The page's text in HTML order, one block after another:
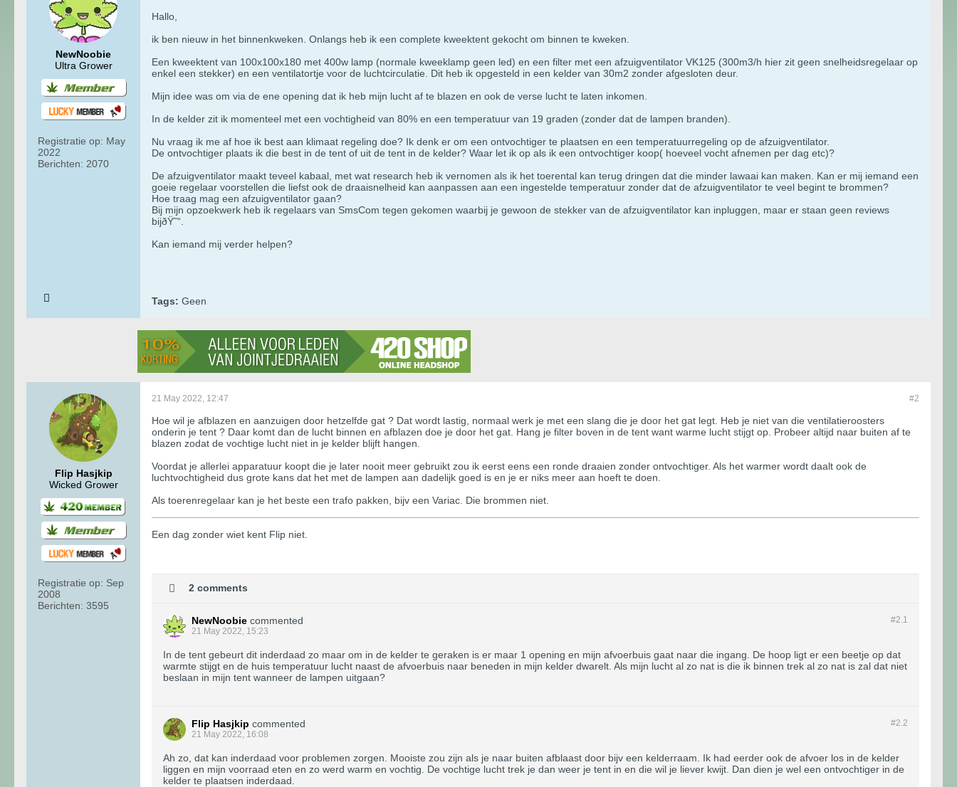
NewNoobie
Ultra Grower
Registratie op: May
2022
Berichten: 2070
Hallo,
ik ben nieuw in het binnenkweken. Onlangs heb ik een complete kweektent gekocht om binnen te kweken.
Een kweektent van 100x100x180 met 400w lamp (normale kweeklamp geen led) en een filter met een afzuigventilator VK125 (300m3/h hier zit geen snelheidsregelaar op
enkel een stekker) en een ventilatortje voor de luchtcirculatie. Dit heb ik opgesteld in een kelder van 30m2 zonder afgesloten deur.
Mijn idee was om via de ene opening dat ik heb mijn lucht af te blazen en ook de verse lucht te laten inkomen.
In de kelder zit ik momenteel met een vochtigheid van 80% en een temperatuur van 19 graden (zonder dat de lampen branden).
Nu vraag ik me af hoe ik best aan klimaat regeling doe? Ik denk er om een ontvochtiger te plaatsen en een temperatuurregeling op de afzuigventilator.
De ontvochtiger plaats ik die best in de tent of uit de tent in de kelder? Waar let ik op als ik een ontvochtiger koop( hoeveel vocht afnemen per dag etc)?
De afzuigventilator maakt teveel kabaal, met wat research heb ik vernomen als ik het toerental kan terug dringen dat die minder lawaai kan maken. Kan er mij iemand een
goeie regelaar voorstellen die liefst ook de draaisnelheid kan aanpassen aan een ingestelde temperatuur zonder dat de afzuigventilator te veel begint te brommen?
Hoe traag mag een afzuigventilator gaan?
Bij mijn opzoekwerk heb ik regelaars van SmsCom tegen gekomen waarbij je gewoon de stekker van de afzuigventilator kan inpluggen, maar er staan geen reviews
bijðŸ˜“.
Kan iemand mij verder helpen?
Tags: Geen
Flip Hasjkip
Wicked Grower
Registratie op: Sep
2008
Berichten: 3595
#2
21 May 2022, 12:47
Hoe wil je afblazen en aanzuigen door hetzelfde gat ? Dat wordt lastig, normaal werk je met een slang die je door het gat legt. Heb je niet van die ventilatieroosters
onderin je tent ? Daar komt dan de lucht binnen en afblazen doe je door het gat. Hang je filter boven in de tent want warme lucht stijgt op. Probeer altijd naar buiten af te
blazen zodat de vochtige lucht niet in je kelder blijft hangen.
Voordat je allerlei apparatuur koopt die je later nooit meer gebruikt zou ik eerst eens een ronde draaien zonder ontvochtiger. Als het warmer wordt daalt ook de
luchtvochtigheid dus grote kans dat het met de lampen aan dadelijk goed is en je er niks meer aan hoeft te doen.
Als toerenregelaar kan je het beste een trafo pakken, bijv een Variac. Die brommen niet.
Een dag zonder wiet kent Flip niet.
2 comments
#2. 1
NewNoobie commented
21 May 2022, 15:23
In de tent gebeurt dit inderdaad zo maar om in de kelder te geraken is er maar 1 opening en mijn afvoerbuis gaat naar die ingang. De hoop ligt er een beetje op dat
warmte stijgt en de huis temperatuur lucht naast de afvoerbuis naar beneden in mijn kelder dwarelt. Als mijn lucht al zo nat is die ik binnen trek al zo nat is zal dat niet
beslaan in mijn tent wanneer de lampen uitgaan?
#2. 2
Flip Hasjkip commented
21 May 2022, 16:08
Ah zo, dat kan inderdaad voor problemen zorgen. Mooiste zou zijn als je naar buiten afblaast door bijv een kelderraam. Ik had eerder ook de afvoer los in de kelder
liggen en mijn voorraad eten en zo werd warm en vochtig. De vochtige lucht trek je dan weer je tent in en die wil je liever kwijt. Dan dien je wel een ontvochtiger in de
kelder te plaatsen inderdaad.